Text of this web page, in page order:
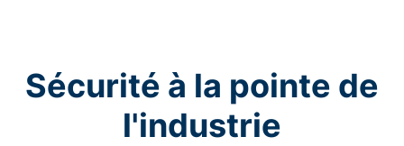
Sécurité à la pointe de
l'industrie